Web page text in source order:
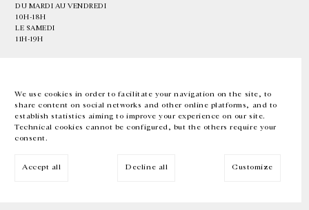
We use cookies in order to facilitate your navigation on the site, to
share content on social networks and other online platforms, and to
establish statistics aiming to improve your experience on our site.
Technical cookies cannot be configured, but the others require your
consent.
Accept all Decline all Customize
DU MARDI AU VENDREDI
10H-18H
LE SAMEDI
11H-19H
EN FR 中文 Facebook Instagram
Inscrivez-vous à notre newsletter